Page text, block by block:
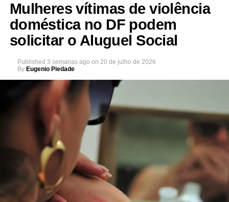
Mulheres vítimas de violência
doméstica no DF podem
solicitar o Aluguel Social
Published 3 semanas ago on 20 de julho de 2026
By Eugenio Piedade